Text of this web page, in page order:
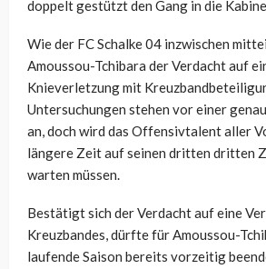
doppelt gestützt den Gang in die
Wie der FC Schalke 04 inzwischen
Amoussou-Tchibara der Verdacht auf
Knieverletzung mit
Untersuchungen stehen vor einer
an, doch wird das Offensivtalent aller
längere Zeit auf seinen dritten dritten
warten müssen.
Bestätigt sich der Verdacht auf eine
Kreuzbandes, dürfte für Amoussou-
laufende Saison bereits vorzeitig